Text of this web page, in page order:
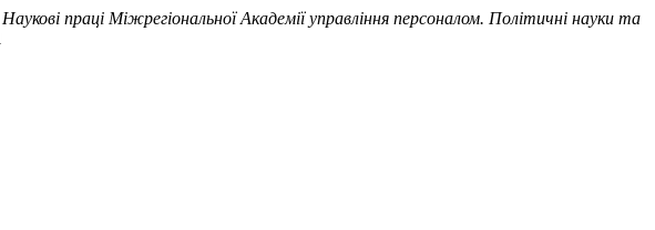
Наукові праці Міжрегіональної Академії управління персоналом. Політичні науки та